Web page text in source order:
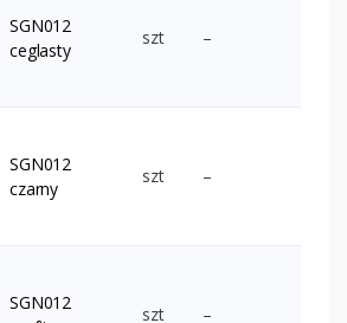
SGN012
ceglasty
szt –
SGN012
czarny
szt –
SGN012
szt –